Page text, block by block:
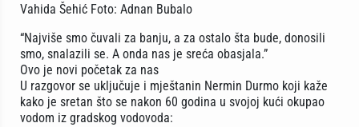
Vahida Šehić Foto: Adnan Bubalo
“Najviše smo čuvali za banju, a za ostalo šta bude, donosili
smo, snalazili se. A onda nas je sreća obasjala.”
Ovo je novi početak za nas
U razgovor se uključuje i mještanin Nermin Durmo koji kaže
kako je sretan što se nakon 60 godina u svojoj kući okupao
vodom iz gradskog vodovoda: